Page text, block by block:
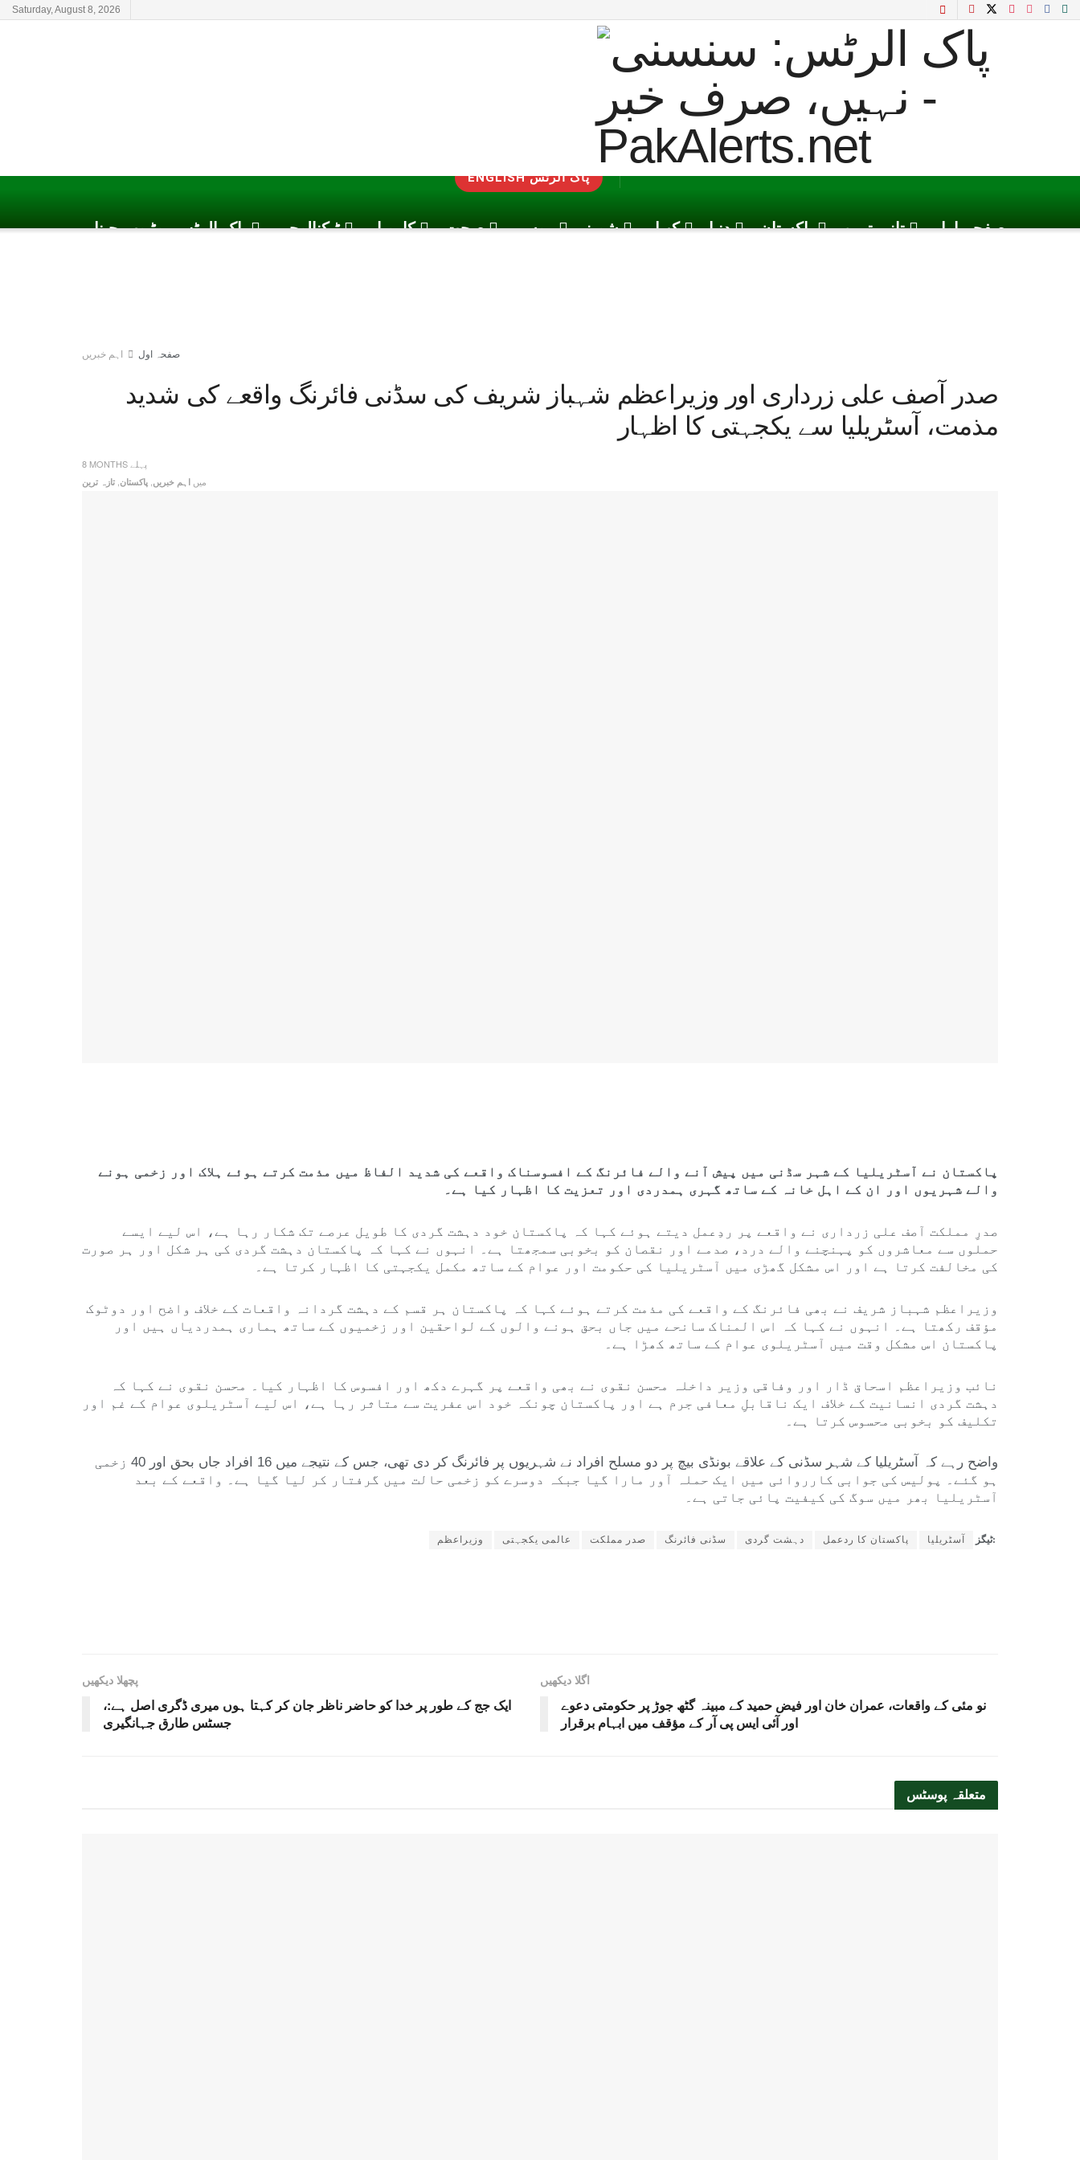
Saturday, August 8, 2026
ENGLISH پاک الرٹس
پاک الرٹس یوٹیوب چینل ٹیکنالوجی کاروبار صحت موسم شوبز کھیل دنیا پاکستان تازہ ترین صفحہ اول
صفحہ اول اہم خبریں
صدر آصف علی زرداری اور وزیراعظم شہباز شریف کی سڈنی فائرنگ واقعے کی شدید
مذمت، آسٹریلیا سے یکجہتی کا اظہار
8 MONTHS پہلے
میں اہم خبریں پاکستان تازہ ترین
پاکستان نے آسٹریلیا کے شہر سڈنی میں پیش آنے والے فائرنگ کے افسوسناک واقعے کی شدید الفاظ میں مذمت کرتے ہوئے ہلاک اور زخمی ہونے
والے شہریوں اور ان کے اہل خانہ کے ساتھ گہری ہمدردی اور تعزیت کا اظہار کیا ہے۔
صدرِ مملکت آصف علی زرداری نے واقعے پر ردِعمل دیتے ہوئے کہا کہ پاکستان خود دہشت گردی کا طویل عرصے تک شکار رہا ہے، اس لیے ایسے
حملوں سے معاشروں کو پہنچنے والے درد، صدمے اور نقصان کو بخوبی سمجھتا ہے۔ انہوں نے کہا کہ پاکستان دہشت گردی کی ہر شکل اور ہر صورت
کی مخالفت کرتا ہے اور اس مشکل گھڑی میں آسٹریلیا کی حکومت اور عوام کے ساتھ مکمل یکجہتی کا اظہار کرتا ہے۔
وزیراعظم شہباز شریف نے بھی فائرنگ کے واقعے کی مذمت کرتے ہوئے کہا کہ پاکستان ہر قسم کے دہشت گردانہ واقعات کے خلاف واضح اور دوٹوک
مؤقف رکھتا ہے۔ انہوں نے کہا کہ اس المناک سانحے میں جاں بحق ہونے والوں کے لواحقین اور زخمیوں کے ساتھ ہماری ہمدردیاں ہیں اور
پاکستان اس مشکل وقت میں آسٹریلوی عوام کے ساتھ کھڑا ہے۔
نائب وزیراعظم اسحاق ڈار اور وفاقی وزیر داخلہ محسن نقوی نے بھی واقعے پر گہرے دکھ اور افسوس کا اظہار کیا۔ محسن نقوی نے کہا کہ
دہشت گردی انسانیت کے خلاف ایک ناقابلِ معافی جرم ہے اور پاکستان چونکہ خود اس عفریت سے متاثر رہا ہے، اس لیے آسٹریلوی عوام کے غم اور
تکلیف کو بخوبی محسوس کرتا ہے۔
واضح رہے کہ آسٹریلیا کے شہر سڈنی کے علاقے بونڈی بیچ پر دو مسلح افراد نے شہریوں پر فائرنگ کر دی تھی، جس کے نتیجے میں 16 افراد جاں بحق اور 40 زخمی
ہو گئے۔ پولیس کی جوابی کارروائی میں ایک حملہ آور مارا گیا جبکہ دوسرے کو زخمی حالت میں گرفتار کر لیا گیا ہے۔ واقعے کے بعد
آسٹریلیا بھر میں سوگ کی کیفیت پائی جاتی ہے۔
ٹیگز: آسٹریلیا پاکستان کا ردعمل دہشت گردی سڈنی فائرنگ صدر مملکت عالمی یکجہتی وزیراعظم
پچھلا دیکھیں
ایک جج کے طور پر خدا کو حاضر ناظر جان کر کہتا ہوں میری ڈگری اصل ہے:،
جسٹس طارق جہانگیری
اگلا دیکھیں
نو مئی کے واقعات، عمران خان اور فیض حمید کے مبینہ گٹھ جوڑ پر حکومتی دعوے
اور آئی ایس پی آر کے مؤقف میں ابہام برقرار
متعلقہ پوسٹس